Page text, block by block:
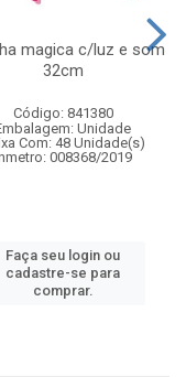
magica c/luz e som
32cm
Código: 841380
Unidade
Com: 48 Unidade(s)
008368/2019
Faça seu login ou
cadastre-se para
comprar.